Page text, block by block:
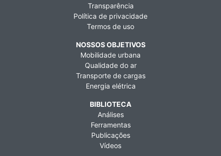
Transparência
Política de privacidade
Termos de uso
NOSSOS OBJETIVOS
Mobilidade urbana
Qualidade do ar
Transporte de cargas
Energia elétrica
BIBLIOTECA
Análises
Ferramentas
Publicações
Vídeos